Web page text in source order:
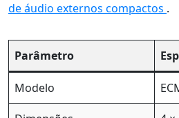
de áudio externos compactos .
Parâmetro
Modelo